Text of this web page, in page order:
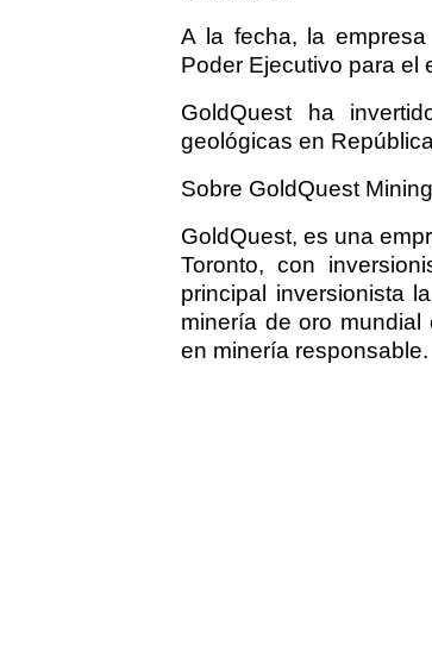
A la fecha, la
Poder Ejecutivo para el
GoldQuest ha
geológicas en
Sobre GoldQuest Mining
GoldQuest, es una
Toronto, con
principal inversionista
minería de oro
en minería responsable.